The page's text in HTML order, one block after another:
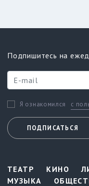
Подпишитесь на
Я ознакомился с
ПОДПИСАТЬСЯ
ТЕАТР КИНО
МУЗЫКА